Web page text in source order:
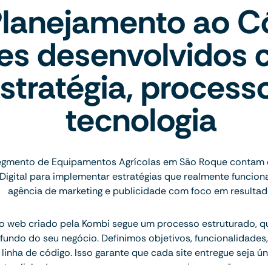
ao
desenvolvidos
tecnologia
de Equipamentos Agrícolas em São Roque
para implementar estratégias que realmente
agência de marketing e publicidade com foco em
web criado pela Kombi segue um processo estruturado,
do seu negócio. Definimos objetivos,
de código. Isso garante que cada site entregue seja